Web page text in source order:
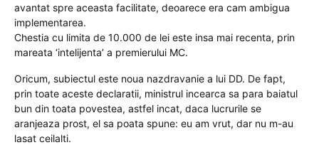
avantat spre aceasta facilitate, deoarece era cam ambigua
implementarea.
Chestia cu limita de 10.000 de lei este insa mai recenta, prin
mareata ‘intelijenta’ a premierului MC.
Oricum, subiectul este noua nazdravanie a lui DD. De fapt,
prin toate aceste declaratii, ministrul incearca sa para baiatul
bun din toata povestea, astfel incat, daca lucrurile se
aranjeaza prost, el sa poata spune: eu am vrut, dar nu m-au
lasat ceilalti.